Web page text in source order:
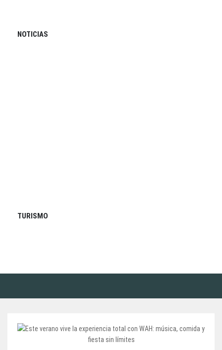
NOTICIAS
TURISMO